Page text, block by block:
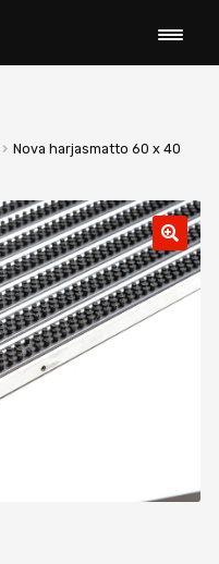
a
valikko
Nova harjasmatto 60 x 40